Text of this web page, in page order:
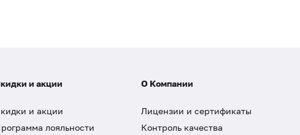
и акции
и акции
лояльности
О Компании
Лицензии и сертификаты
Контроль качества